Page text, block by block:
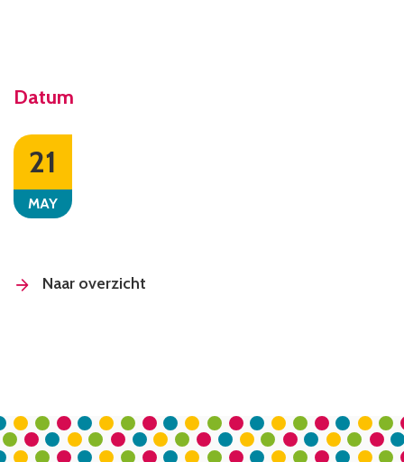
Datum
21
MAY
Naar overzicht